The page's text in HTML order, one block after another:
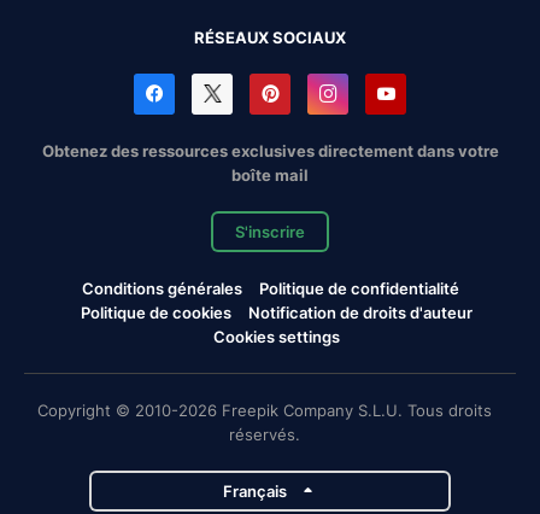
RÉSEAUX SOCIAUX
Obtenez des ressources exclusives directement dans votre
boîte mail
S'inscrire
Conditions générales
Politique de confidentialité
Politique de cookies
Notification de droits d'auteur
Cookies settings
Copyright © 2010-2026 Freepik Company S.L.U. Tous droits
réservés.
Français